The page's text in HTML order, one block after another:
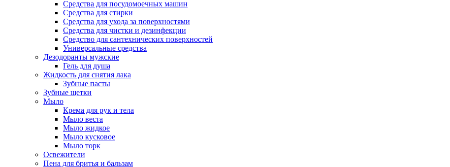
Средства для посудомоечных машин
Средства для стирки
Средства для ухода за поверхностями
Средства для чистки и дезинфекции
Средство для сантехнических поверхностей
Универсальные средства
Дезодоранты мужские
Гель для душа
Жидкость для снятия лака
Зубные пасты
Зубные щетки
Мыло
Крема для рук и тела
Мыло веста
Мыло жидкое
Мыло кусковое
Мыло торк
Освежители
Пена для бритья и бальзам